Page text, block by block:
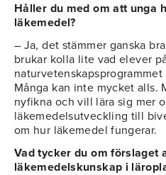
Håller du med om att unga
läkemedel?
– Ja, det stämmer ganska
brukar kolla lite vad elever
Många kan inte mycket alls.
nyfikna och vill lära sig mer
läkemedelsutveckling till
om hur läkemedel fungerar.
Vad tycker du om förslaget
läkemedelskunskap i